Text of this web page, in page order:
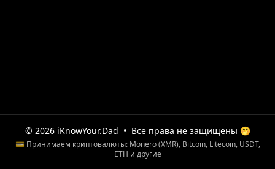
© 2026 iKnowYour.Dad • Все права не защищены 🤭
💳 Принимаем криптовалюты: Monero (XMR), Bitcoin, Litecoin, USDT,
ETH и другие